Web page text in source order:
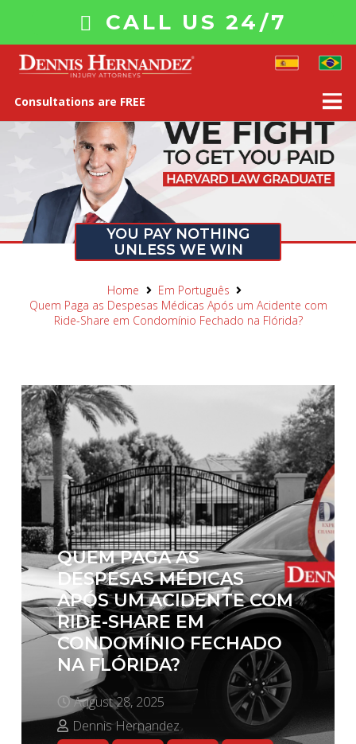
CALL US 24/7
Consultations are FREE
YOU PAY NOTHING
UNLESS WE WIN
Home
Em Português
Quem Paga as Despesas Médicas Após um Acidente com
Ride-Share em Condomínio Fechado na Flórida?
QUEM PAGA AS
DESPESAS MÉDICAS
APÓS UM ACIDENTE COM
RIDE-SHARE EM
CONDOMÍNIO FECHADO
NA FLÓRIDA?
August 28, 2025
Dennis Hernandez